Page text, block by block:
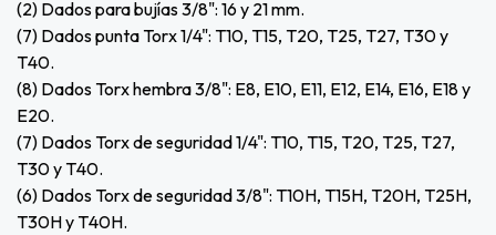
(2) Dados para bujías 3/8": 16 y 21 mm.
(7) Dados punta Torx 1/4": T10, T15, T20, T25, T27, T30 y
T40.
(8) Dados Torx hembra 3/8": E8, E10, E11, E12, E14, E16, E18 y
E20.
(7) Dados Torx de seguridad 1/4": T10, T15, T20, T25, T27,
T30 y T40.
(6) Dados Torx de seguridad 3/8": T10H, T15H, T20H, T25H,
T30H y T40H.